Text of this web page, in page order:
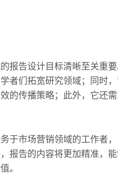
报告设计目标清晰至关重
者们拓宽研究领域；同时
的传播策略；此外，它还
于市场营销领域的工作者
报告的内容将更加精准，
。